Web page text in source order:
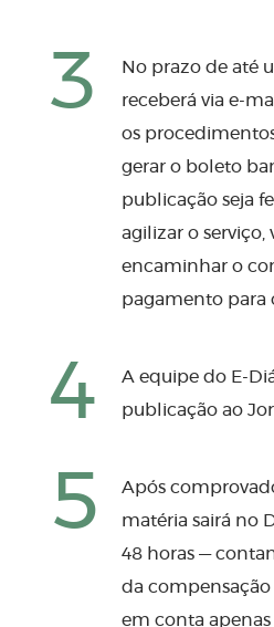
3
No prazo de até
receberá via e-
os
gerar o boleto
publicação seja
agilizar o serviço,
encaminhar o
pagamento para
4
A equipe do E-
publicação ao
5
Após
matéria sairá no
48 horas —
da
em conta apenas